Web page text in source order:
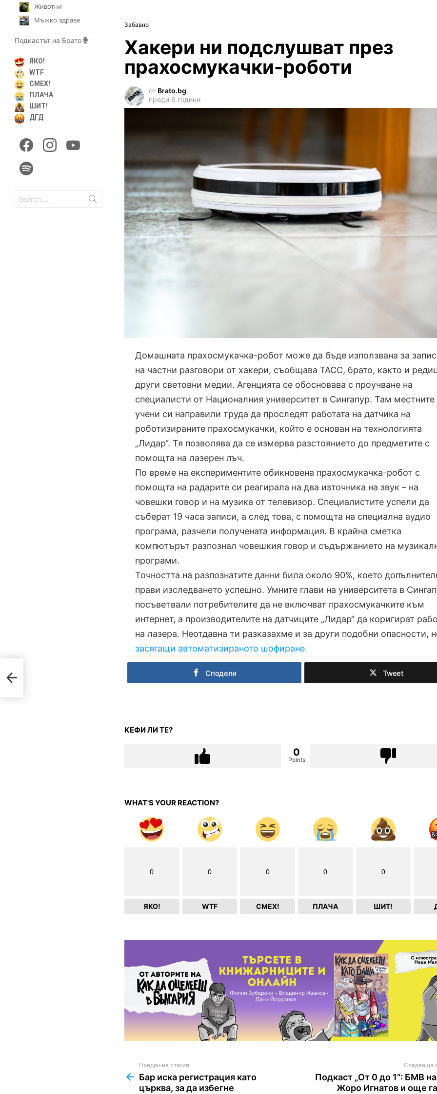
Забавно
Хакери ни подслушват през
прахосмукачки-роботи
от Brato.bg
преди 6 години
Домашната прахосмукачка-робот може да бъде използвана за
на частни разговори от хакери, съобщава ТАСС, брато, както и
други световни медии. Агенцията се обосновава с проучване на
специалисти от Националния университет в Сингапур. Там местните
учени си направили труда да проследят работата на датчика на
роботизираните прахосмукачки, който е основан на технологията
„Лидар“. Тя позволява да се измерва разстоянието до предметите с
помощта на лазерен лъч.
По време на експериментите обикновена прахосмукачка-робот с
помощта на радарите си реагирала на два източника на звук – на
човешки говор и на музика от телевизор. Специалистите успели да
съберат 19 часа записи, а след това, с помощта на специална аудио
програма, разчели получената информация. В крайна сметка
компютърът разпознал човешкия говор и съдържанието на
програми.
Точността на разпознатите данни била около 90%, което
прави изследването успешно. Умните глави на университета в
посъветвали потребителите да не включват прахосмукачките към
интернет, а производителите на датчиците „Лидар“ да коригират
на лазера. Неотдавна ти разказахме и за други подобни опасности,
засягащи автоматизираното шофиране.
Сподели Tweet
КЕФИ ЛИ ТЕ?
0
Points
WHAT'S YOUR REACTION?
0
ЯКО!
0
WTF
0
СМЕХ!
0
ПЛАЧА
0
ШИТ!
more
Предишна статия
Бар иска регистрация като
църква, за да избегне
Следваща
Подкаст „От 0 до 1“: БМВ на
Жоро Игнатов и още
Животни
Мъжко здраве
Подкастът на Брато
ЯКО!
WTF
СМЕХ!
ПЛАЧА
ШИТ!
ДГД
for: